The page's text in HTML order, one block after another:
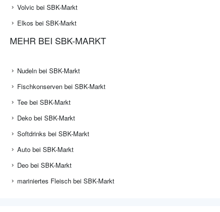
Volvic bei SBK-Markt
Elkos bei SBK-Markt
MEHR BEI SBK-MARKT
Nudeln bei SBK-Markt
Fischkonserven bei SBK-Markt
Tee bei SBK-Markt
Deko bei SBK-Markt
Softdrinks bei SBK-Markt
Auto bei SBK-Markt
Deo bei SBK-Markt
mariniertes Fleisch bei SBK-Markt